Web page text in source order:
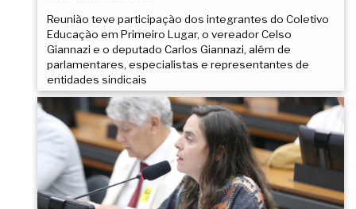
Reunião teve participação dos integrantes do Coletivo
Educação em Primeiro Lugar, o vereador Celso
Giannazi e o deputado Carlos Giannazi, além de
parlamentares, especialistas e representantes de
entidades sindicais